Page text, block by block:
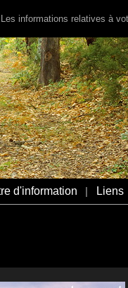
d'information Liens
informations relatives à